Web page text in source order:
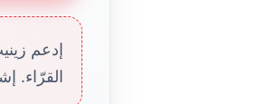
إدعم
القرّاء.